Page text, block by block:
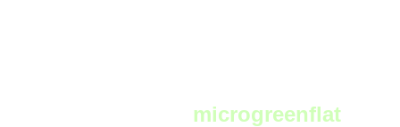
microgreenflat